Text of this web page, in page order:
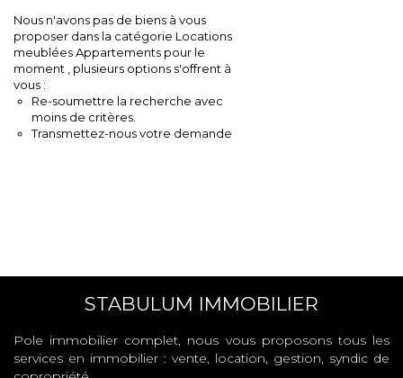
Nous n'avons pas de biens à vous
proposer dans la catégorie Locations
meublées Appartements pour le
moment , plusieurs options s'offrent à
vous :
Re-soumettre la recherche avec
moins de critères.
Transmettez-nous votre demande
STABULUM IMMOBILIER
Pole immobilier complet, nous vous proposons tous les
services en immobilier : vente, location, gestion, syndic de